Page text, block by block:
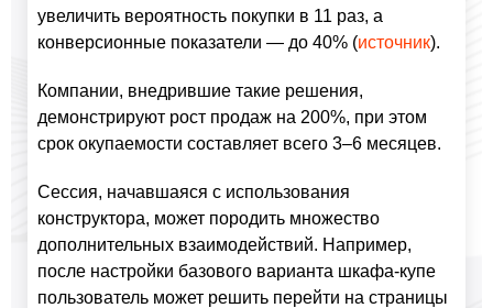
увеличить вероятность покупки в 11 раз, а
конверсионные показатели — до 40% (источник).
Компании, внедрившие такие решения,
демонстрируют рост продаж на 200%, при этом
срок окупаемости составляет всего 3–6 месяцев.
Сессия, начавшаяся с использования
конструктора, может породить множество
дополнительных взаимодействий. Например,
после настройки базового варианта шкафа-купе
пользователь может решить перейти на страницы